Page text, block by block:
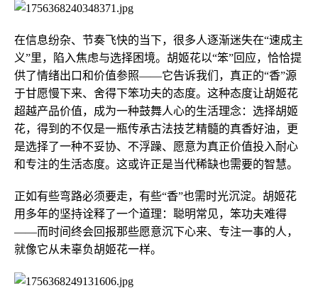
在信息纷杂、节奏飞快的当下，很多人逐渐迷失在“速成主
义”里，陷入焦虑与选择困境。胡姬花以“笨”回应，恰恰提
供了情绪出口和价值参照——它告诉我们，真正的“香”源
于甘愿慢下来、舍得下笨功夫的态度。这种态度让胡姬花
超越产品价值，成为一种鼓舞人心的生活理念：选择胡姬
花，得到的不仅是一瓶传承古法技艺精髓的真香好油，更
是选择了一种不妥协、不浮躁、愿意为真正价值投入耐心
和专注的生活态度。这或许正是当代稀缺也需要的智慧。
正如有些弯路必须要走，有些“香”也需时光沉淀。胡姬花
用多年的坚持诠释了一个道理：聪明常见，笨功夫难得
——而时间终会回报那些愿意沉下心来、专注一事的人，
就像它从未辜负胡姬花一样。